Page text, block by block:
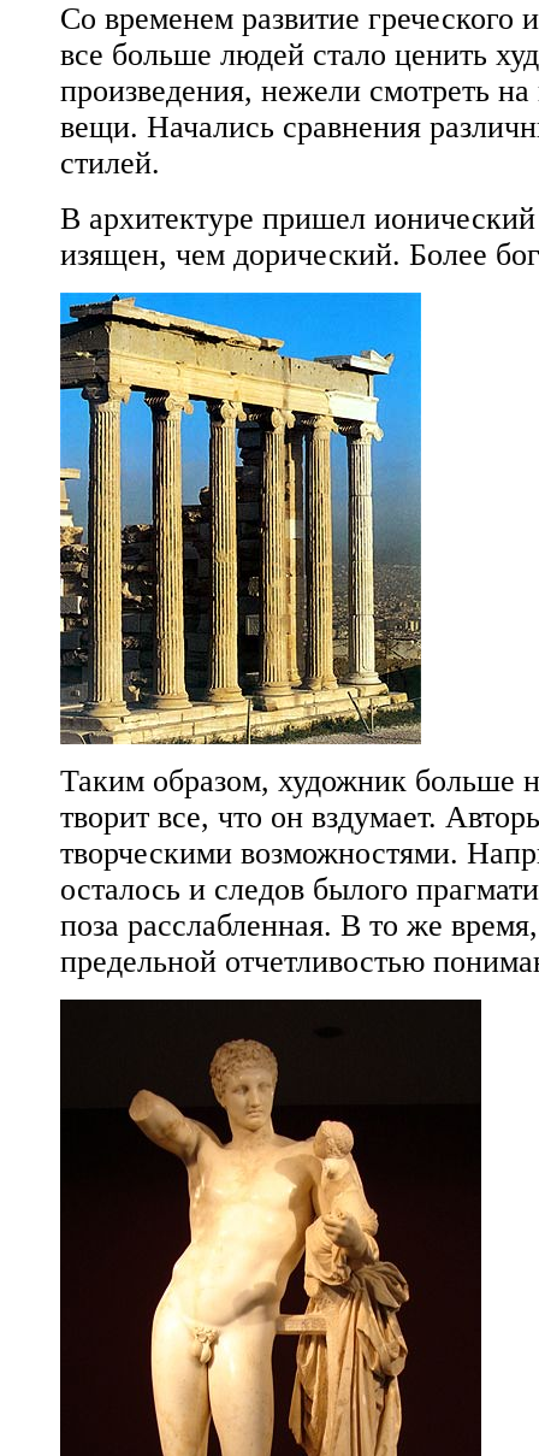
Со временем развитие греческого
все больше людей стало ценить
произведения, нежели смотреть
вещи. Начались сравнения
стилей.
В архитектуре пришел
изящен, чем дорический. Более
Таким образом, художник больше
творит все, что он вздумает.
творческими возможностями.
осталось и следов былого
поза расслабленная. В то же
предельной отчетливостью